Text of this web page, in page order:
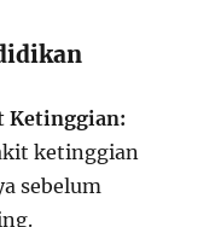
Ketinggian:
ketinggian
sebelum